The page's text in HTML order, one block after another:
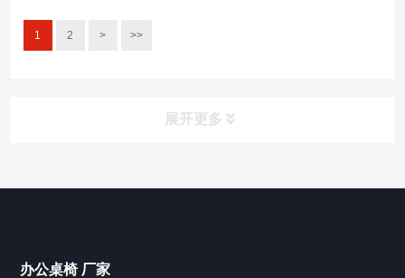
1 2 > >>
展开更多
大班台 主管桌
办公桌椅 厂家